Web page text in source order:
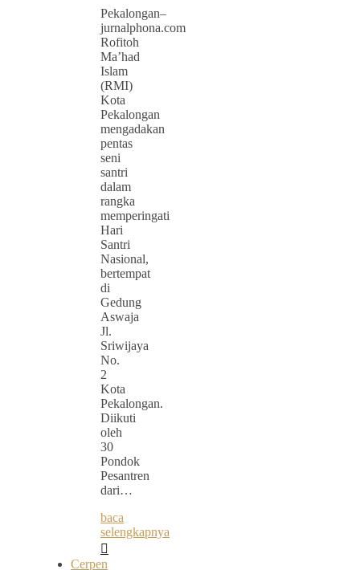
Pekalongan–
jurnalphona.com
Rofitoh
Ma’had
Islam
(RMI)
Kota
Pekalongan
mengadakan
pentas
seni
santri
dalam
rangka
memperingati
Hari
Santri
Nasional,
bertempat
di
Gedung
Aswaja
Jl.
Sriwijaya
No.
2
Kota
Pekalongan.
Diikuti
oleh
30
Pondok
Pesantren
dari…
baca
selengkapnya
Cerpen